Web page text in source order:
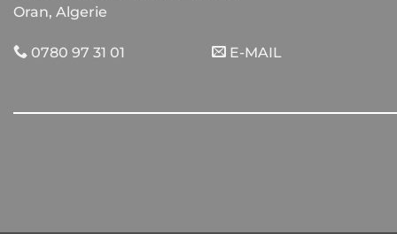
Oran, Algerie
0780 97 31 01 E-MAIL